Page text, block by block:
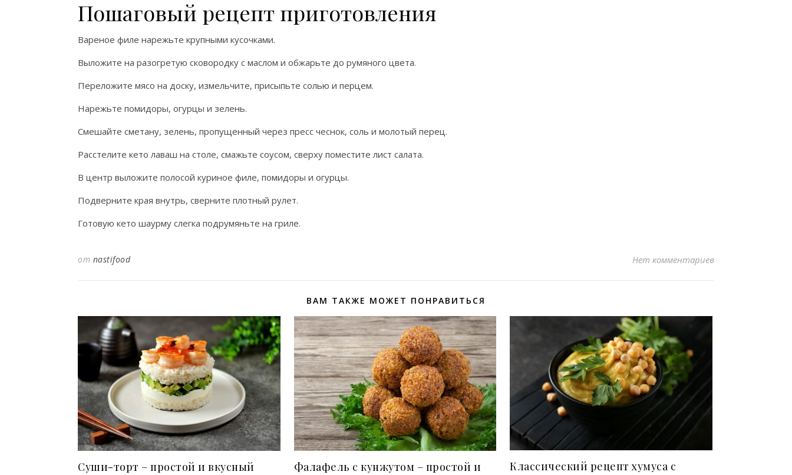
Пошаговый рецепт приготовления
Вареное филе нарежьте крупными кусочками.
Выложите на разогретую сковородку с маслом и обжарьте до румяного цвета.
Переложите мясо на доску, измельчите, присыпьте солью и перцем.
Нарежьте помидоры, огурцы и зелень.
Смешайте сметану, зелень, пропущенный через пресс чеснок, соль и молотый перец.
Расстелите кето лаваш на столе, смажьте соусом, сверху поместите лист салата.
В центр выложите полосой куриное филе, помидоры и огурцы.
Подверните края внутрь, сверните плотный рулет.
Готовую кето шаурму слегка подрумяньте на гриле.
от nastifood Нет комментариев
ВАМ ТАКЖЕ МОЖЕТ ПОНРАВИТЬСЯ
Суши-торт – простой и вкусный
Фалафель с кунжутом – простой и
Классический рецепт хумуса с